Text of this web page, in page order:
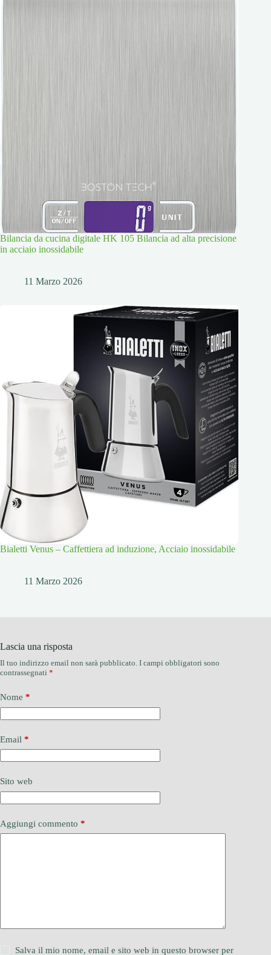
Bilancia da cucina digitale HK 105 Bilancia ad alta precisione
in acciaio inossidabile
11 Marzo 2026
Bialetti Venus – Caffettiera ad induzione, Acciaio inossidabile
11 Marzo 2026
Lascia una risposta
Il tuo indirizzo email non sarà pubblicato. I campi obbligatori sono
contrassegnati *
Nome *
Email *
Sito web
Aggiungi commento *
Salva il mio nome, email e sito web in questo browser per